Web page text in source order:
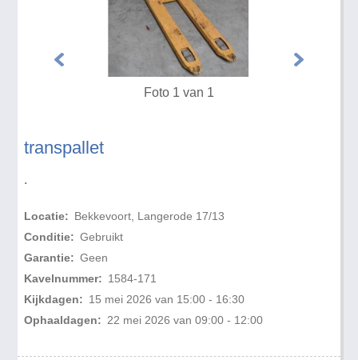
transpallet
.
Locatie: Bekkevoort, Langerode 17/13
Conditie: Gebruikt
Garantie: Geen
Kavelnummer: 1584-171
Kijkdagen: 15 mei 2026 van 15:00 - 16:30
Ophaaldagen: 22 mei 2026 van 09:00 - 12:00
Foto 1 van 1